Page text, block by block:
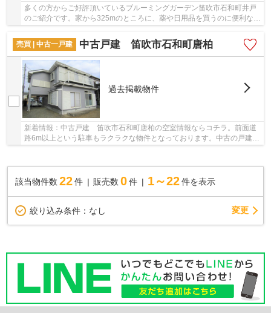
多くの方からご好評頂いているブルーミングガーデン笛吹市石和町井戸
のご紹介です。家から325mのところに、薬や日用品を買うのに便利なウ
売買 | 中古一戸建
中古戸建 笛吹市石和町唐柏
過去掲載物件
新着情報：中古戸建 笛吹市石和町唐柏の空室情報ならコチラ。前面道
路6m以上という駐車もラクラクな物件となっております。中古の戸建て
該当物件数 22件 販売数 0 件 1～22 件を表示
絞り込み条件： なし 変更